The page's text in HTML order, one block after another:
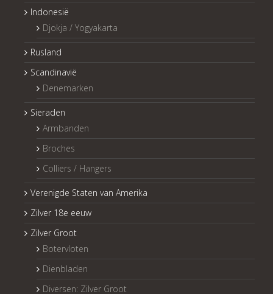
Indonesië
Djokja / Yogyakarta
Rusland
Scandinavië
Denemarken
Sieraden
Armbanden
Broches
Colliers / Hangers
Verenigde Staten van Amerika
Zilver 18e eeuw
Zilver Groot
Botervloten
Dienbladen
Diversen: Zilver Groot